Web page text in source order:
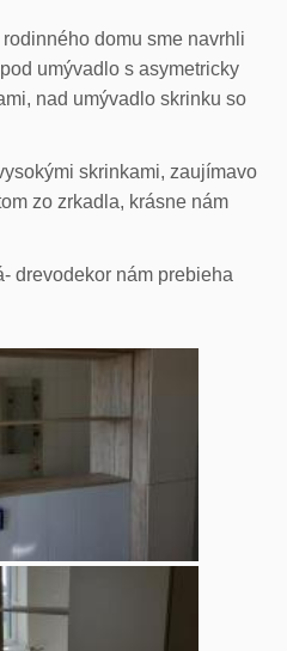
domu sme navrhli
umývadlo s asymetricky
nad umývadlo skrinku so
skrinkami, zaujímavo
zo zrkadla, krásne nám
drevodekor nám prebieha